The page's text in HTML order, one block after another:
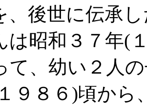
、後世に伝承
は昭和３７年(
て、幼い２人
９８６)頃か